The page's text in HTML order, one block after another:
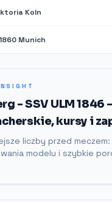
Koln
Munich
- SSV ULM 1846
kursy i
liczby przed meczem:
modelu i szybkie